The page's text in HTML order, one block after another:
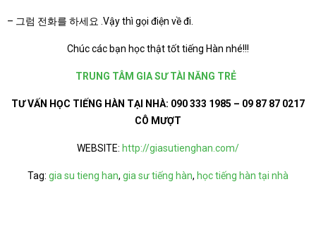
– 그럼 전화를 하세요 .Vậy thì gọi điện về đi.
Chúc các bạn học thật tốt tiếng Hàn nhé!!!
TRUNG TÂM GIA SƯ TÀI NĂNG TRẺ
TƯ VẤN HỌC TIẾNG HÀN TẠI NHÀ: 090 333 1985 – 09 87 87 0217
CÔ MƯỢT
WEBSITE: http://giasutienghan.com/
Tag: gia su tieng han, gia sư tiếng hàn, học tiếng hàn tại nhà